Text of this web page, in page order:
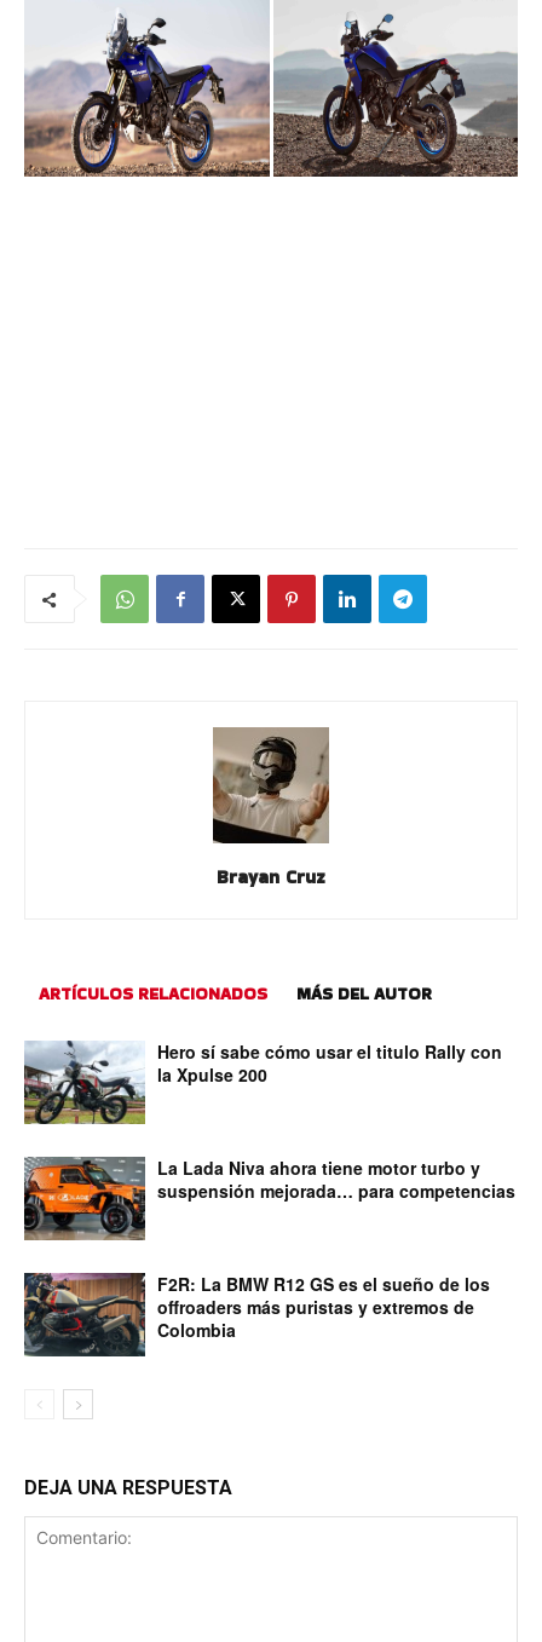
Brayan Cruz
ARTÍCULOS RELACIONADOS MÁS DEL AUTOR
Hero sí sabe cómo usar el titulo Rally con
la Xpulse 200
La Lada Niva ahora tiene motor turbo y
suspensión mejorada… para competencias
F2R: La BMW R12 GS es el sueño de los
offroaders más puristas y extremos de
Colombia
DEJA UNA RESPUESTA